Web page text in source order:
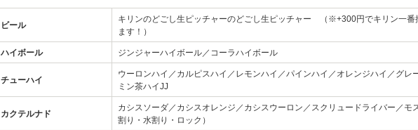
ビール
キリンのどごし生ピッチャーのどごし生ピッチャー （※+300円でキリン一番
ます！）
ハイボール ジンジャーハイボール／コーラハイボール
チューハイ
ウーロンハイ／カルピスハイ／レモンハイ／パインハイ／オレンジハイ／グレ
ミン茶ハイJJ
カクテルナド
カシスソーダ／カシスオレンジ／カシスウーロン／スクリュードライバー／モ
割り・水割り・ロック）